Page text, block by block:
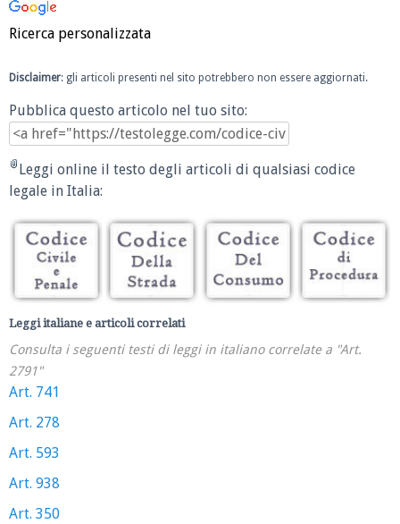
Ricerca personalizzata
Disclaimer: gli articoli presenti nel sito potrebbero non essere aggiornati.
Pubblica questo articolo nel tuo sito:
Leggi online il testo degli articoli di qualsiasi codice
legale in Italia:
Leggi italiane e articoli correlati
Consulta i seguenti testi di leggi in italiano correlate a "Art.
2791"
Art. 741
Art. 278
Art. 593
Art. 938
Art. 350